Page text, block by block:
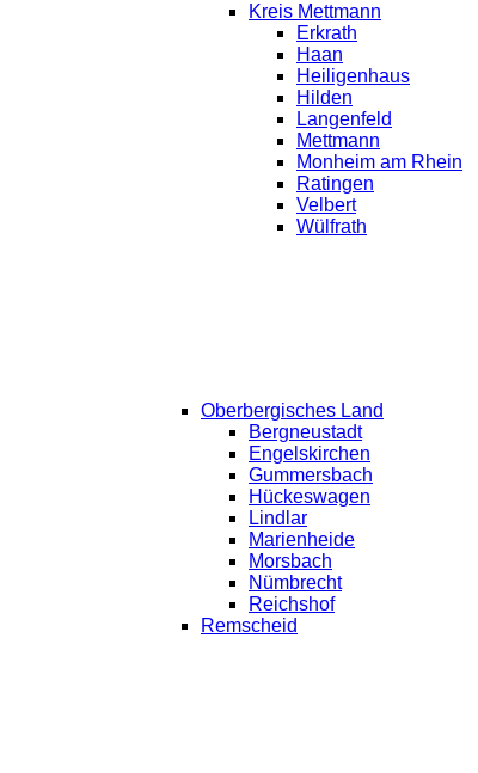
Kreis Mettmann
Erkrath
Haan
Heiligenhaus
Hilden
Langenfeld
Mettmann
Monheim am Rhein
Ratingen
Velbert
Wülfrath
Oberbergisches Land
Bergneustadt
Engelskirchen
Gummersbach
Hückeswagen
Lindlar
Marienheide
Morsbach
Nümbrecht
Reichshof
Remscheid